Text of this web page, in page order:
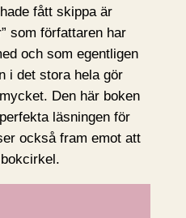
fått skippa är
som författaren har
och som egentligen
i det stora hela gör
Den här boken
läsningen för
också fram emot att